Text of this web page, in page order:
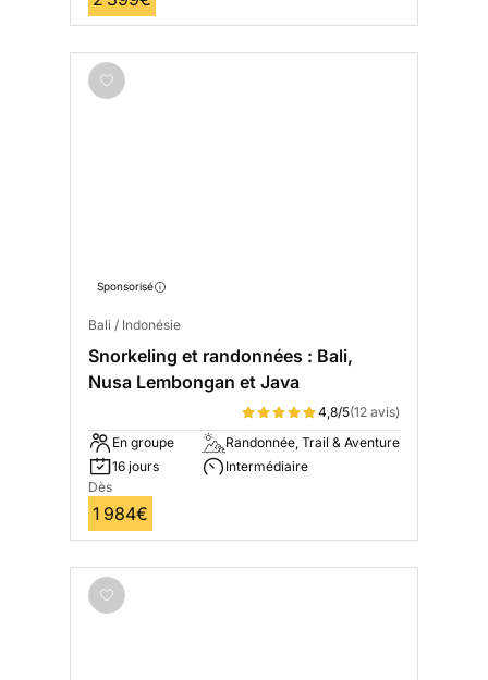
Sponsorisé
Bali / Indonésie
Snorkeling et randonnées : Bali,
Nusa Lembongan et Java
4,8/5(12 avis)
En groupe
16 jours
Randonnée, Trail & Aventure
Intermédiaire
Dès
1 984€